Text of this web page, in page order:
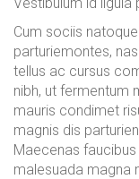
Cum sociis
parturiemontes,
tellus ac cursus
nibh, ut
mauris condimet
magnis dis
Maecenas
malesuada magna